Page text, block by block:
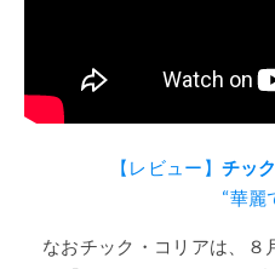
【レビュー】 チッ
“華麗
なおチック・コリアは、